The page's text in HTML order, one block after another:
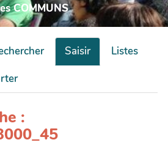
COMMUNS
Saisir
Listes
: